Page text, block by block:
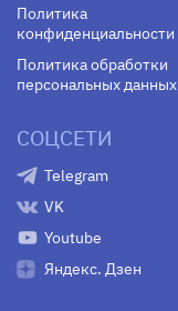
Политика
конфиденциальности
Политика обработки
персональных данных
СОЦСЕТИ
Telegram
VK
Youtube
Яндекс. Дзен